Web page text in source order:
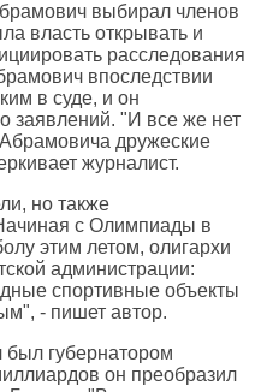
выбирал членов
власть открывать и
расследования
впоследствии
в суде, и он
заявлений. "И все же нет
дружеские
журналист.
но также
с Олимпиады в
этим летом, олигархи
администрации:
спортивные объекты
- пишет автор.
губернатором
он преобразил